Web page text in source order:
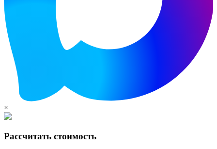
×
Рассчитать стоимость